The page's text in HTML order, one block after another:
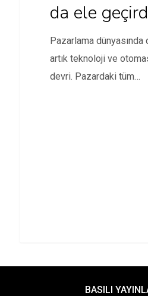
da ele
Pazarlama dünyasında
artık teknoloji ve
devri. Pazardaki tüm
BASILI